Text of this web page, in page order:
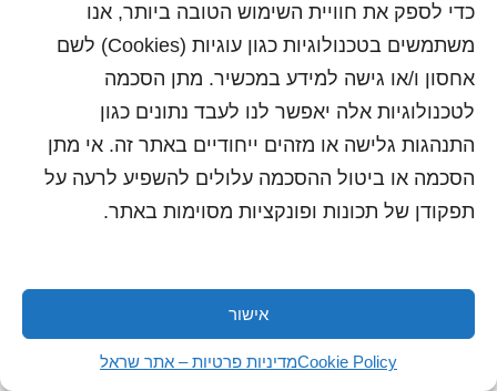
כדי לספק את חוויית השימוש הטובה ביותר, אנו
משתמשים בטכנולוגיות כגון עוגיות (Cookies) לשם
אחסון ו/או גישה למידע במכשיר. מתן הסכמה
לטכנולוגיות אלה יאפשר לנו לעבד נתונים כגון
התנהגות גלישה או מזהים ייחודיים באתר זה. אי מתן
הסכמה או ביטול ההסכמה עלולים להשפיע לרעה על
תפקודן של תכונות ופונקציות מסוימות באתר.
אישור
Cookie Policyמדיניות פרטיות – אתר שראל
כל הזכויות שמורות לשראל 2018 | עיצוב ותכנות: סטודיו
"היוצרים"